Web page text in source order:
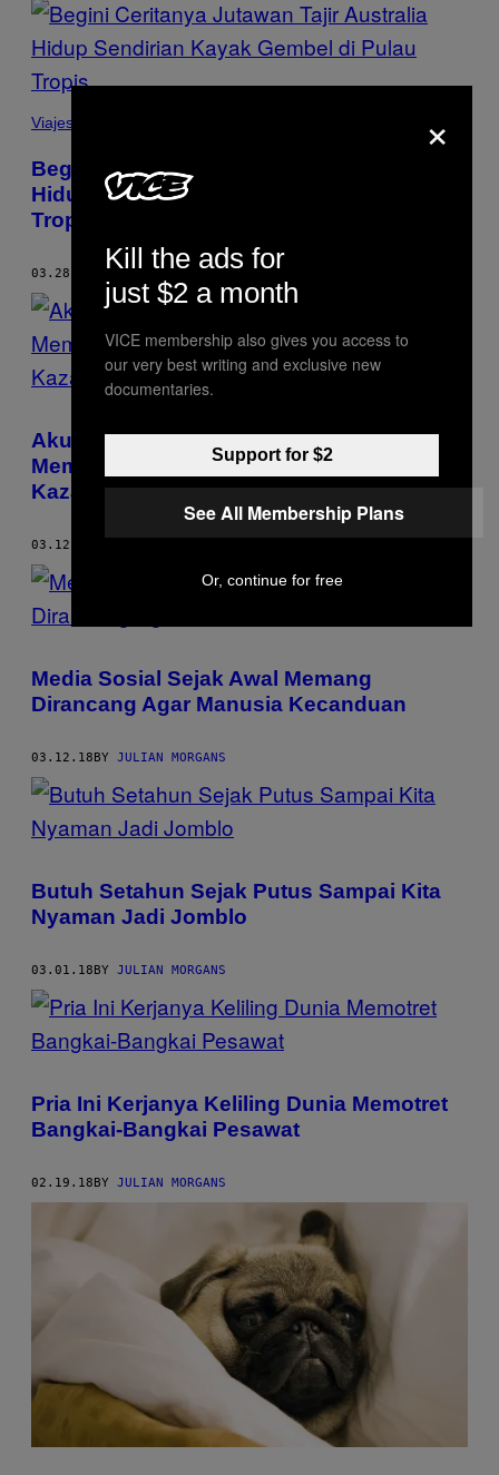
Viajes
Begini Ceritanya Jutawan Tajir Australia
Hidup Sendirian Kayak Gembel di Pulau
Tropis
03.28.18 BY JULIAN MORGANS
Aku Diincar Intelijen Rusia Gara-Gara
Memotret Hangar Pesawat Ulang Alik di
Kazakhstan
03.12.18
Media Sosial Sejak Awal Memang
Dirancang Agar Manusia Kecanduan
03.12.18BY JULIAN MORGANS
Butuh Setahun Sejak Putus Sampai Kita
Nyaman Jadi Jomblo
03.01.18BY JULIAN MORGANS
Pria Ini Kerjanya Keliling Dunia Memotret
Bangkai-Bangkai Pesawat
02.19.18BY JULIAN MORGANS
×
Kill the ads for
just $2 a month
VICE membership also gives you access to
our very best writing and exclusive new
documentaries.
Support for $2
See All Membership Plans
Or, continue for free